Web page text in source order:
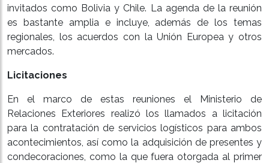
invitados como Bolivia y Chile. La agenda de la reunión
es bastante amplia e incluye, además de los temas
regionales, los acuerdos con la Unión Europea y otros
mercados.
Licitaciones
En el marco de estas reuniones el Ministerio de
Relaciones Exteriores realizó los llamados a licitación
para la contratación de servicios logísticos para ambos
acontecimientos, así como la adquisición de presentes y
condecoraciones, como la que fuera otorgada al primer